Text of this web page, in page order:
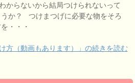
からないから結局つけられないって
か？ つけまつげに必要な物をそろ
・・・
方（動画もあります）」の続きを読む